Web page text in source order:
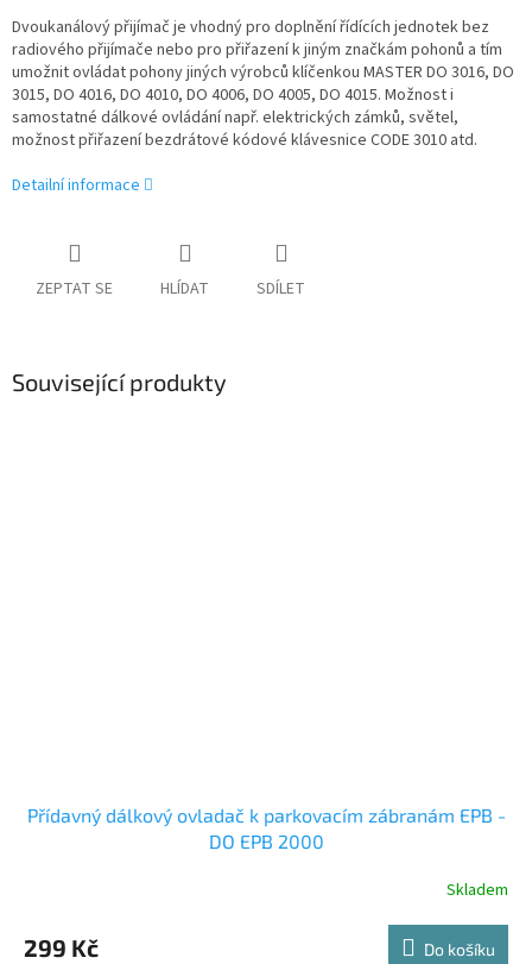
Dvoukanálový přijímač je vhodný pro doplnění řídících jednotek bez
radiového přijímače nebo pro přiřazení k jiným značkám pohonů a tím
umožnit ovládat pohony jiných výrobců klíčenkou MASTER DO 3016, DO
3015, DO 4016, DO 4010, DO 4006, DO 4005, DO 4015. Možnost i
samostatné dálkové ovládání např. elektrických zámků, světel,
možnost přiřazení bezdrátové kódové klávesnice CODE 3010 atd.
Detailní informace
ZEPTAT SE HLÍDAT SDÍLET
Související produkty
Přídavný dálkový ovladač k parkovacím zábranám EPB -
DO EPB 2000
Skladem
299 Kč Do košíku